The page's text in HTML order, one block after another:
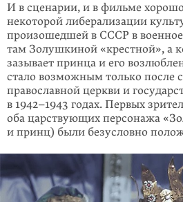
И в сценарии, и в фильме
некоторой либерализации
произошедшей в СССР в
там Золушкиной «крестной», а
зазывает принца и его
стало возможным только после
православной церкви и
в 1942–1943 годах. Первых
оба царствующих персонажа
и принц) были безусловно